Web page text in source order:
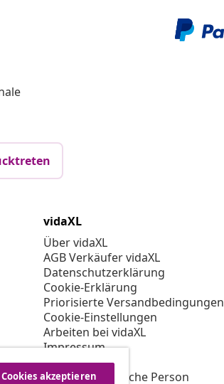
vidaXL
Über vidaXL
AGB Verkäufer vidaXL
Datenschutzerklärung
Cookie-Erklärung
Priorisierte Versandbedingungen
Cookie-Einstellungen
Arbeiten bei vidaXL
Impressum
Sicherheit
EU Verantwortliche Person
akzeptieren